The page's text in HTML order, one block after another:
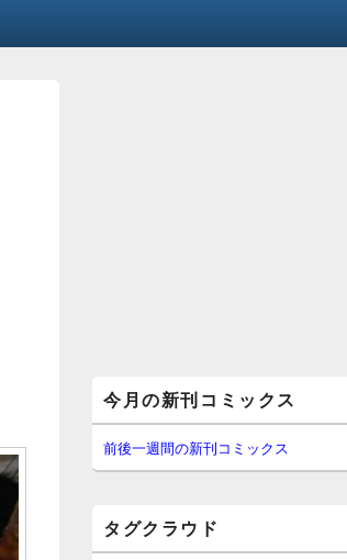
イ
ン
サ
イ
ー
今月の新刊コミックス
前後一週間の新刊コミックス
タグクラウド